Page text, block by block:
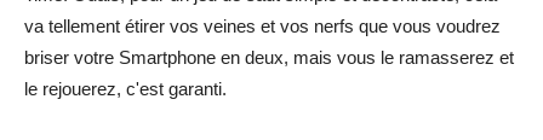
va tellement étirer vos veines et vos nerfs que vous voudrez
briser votre Smartphone en deux, mais vous le ramasserez et
le rejouerez, c'est garanti.